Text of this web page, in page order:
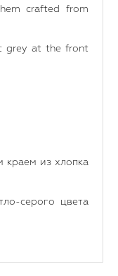
crafted from
grey at the front
краем из хлопка
серого цвета